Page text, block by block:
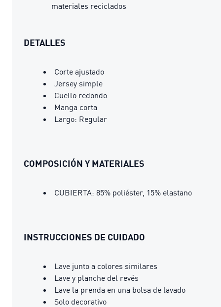
materiales reciclados
DETALLES
Corte ajustado
Jersey simple
Cuello redondo
Manga corta
Largo: Regular
COMPOSICIÓN Y MATERIALES
CUBIERTA: 85% poliéster, 15% elastano
INSTRUCCIONES DE CUIDADO
Lave junto a colores similares
Lave y planche del revés
Lave la prenda en una bolsa de lavado
Solo decorativo